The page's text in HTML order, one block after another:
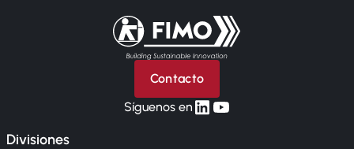
Volver a la página principal
Contacto
Síguenos enlinkedin
yt
Divisiones